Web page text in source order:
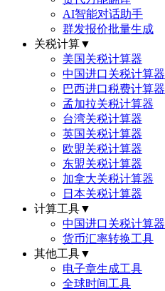
AI智能对话助手
群发报价批量生成
关税计算▼
美国关税计算器
中国进口关税计算器
巴西进口税费计算器
孟加拉关税计算器
台湾关税计算器
英国关税计算器
欧盟关税计算器
东盟关税计算器
加拿大关税计算器
日本关税计算器
计算工具▼
中国进口关税计算器
货币汇率转换工具
其他工具▼
电子章生成工具
全球时间工具